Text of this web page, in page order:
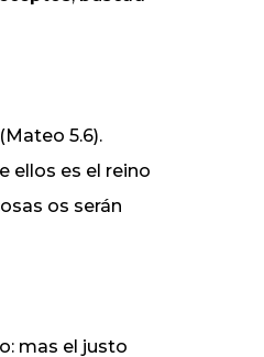
5.6).
ellos es el reino
os serán
mas el justo